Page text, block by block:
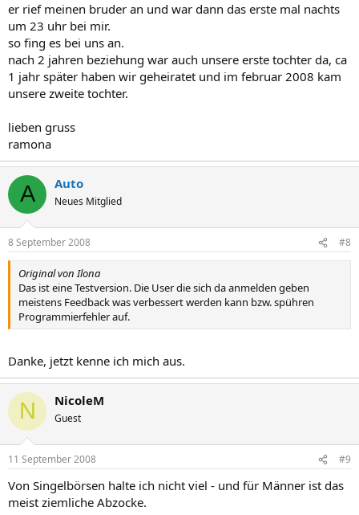
er rief meinen bruder an und war dann das erste mal nachts
um 23 uhr bei mir.
so fing es bei uns an.
nach 2 jahren beziehung war auch unsere erste tochter da, ca
1 jahr später haben wir geheiratet und im februar 2008 kam
unsere zweite tochter.
lieben gruss
ramona
A Auto
Neues Mitglied
8 September 2008 #8
Original von Ilona
Das ist eine Testversion. Die User die sich da anmelden geben
meistens Feedback was verbessert werden kann bzw. spühren
Programmierfehler auf.
Danke, jetzt kenne ich mich aus.
N NicoleM
Guest
11 September 2008 #9
Von Singelbörsen halte ich nicht viel - und für Männer ist das
meist ziemliche Abzocke.